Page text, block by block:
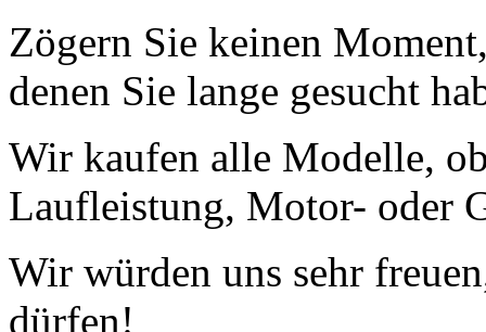
Zögern Sie keinen
denen Sie lange gesucht
Wir kaufen alle Modelle,
Laufleistung, Motor- oder
Wir würden uns sehr
dürfen!